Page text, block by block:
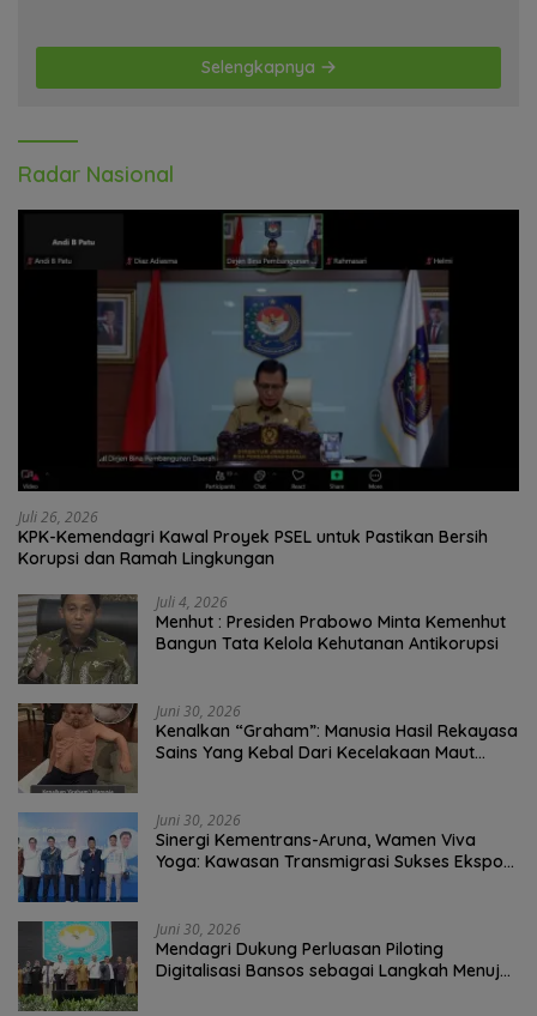
Selengkapnya
Radar Nasional
Juli 26, 2026
KPK-Kemendagri Kawal Proyek PSEL untuk Pastikan Bersih
Korupsi dan Ramah Lingkungan
Juli 4, 2026
Menhut : Presiden Prabowo Minta Kemenhut
Bangun Tata Kelola Kehutanan Antikorupsi
Juni 30, 2026
Kenalkan “Graham”: Manusia Hasil Rekayasa
Sains Yang Kebal Dari Kecelakaan Maut
Juni 30, 2026
Sinergi Kementrans-Aruna, Wamen Viva
Yoga: Kawasan Transmigrasi Sukses Ekspor
Juni 30, 2026
Mendagri Dukung Perluasan Piloting
Digitalisasi Bansos sebagai Langkah Menuju